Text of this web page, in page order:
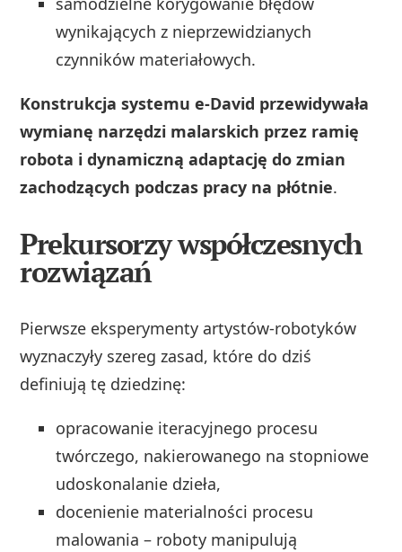
wynikających z nieprzewidzianych
czynników materiałowych.
Konstrukcja systemu e-David przewidywała
wymianę narzędzi malarskich przez ramię
robota i dynamiczną adaptację do zmian
zachodzących podczas pracy na płótnie.
Prekursorzy współczesnych
rozwiązań
Pierwsze eksperymenty artystów-robotyków
wyznaczyły szereg zasad, które do dziś
definiują tę dziedzinę:
opracowanie iteracyjnego procesu
twórczego, nakierowanego na stopniowe
udoskonalanie dzieła,
docenienie materialności procesu
malowania – roboty manipulują